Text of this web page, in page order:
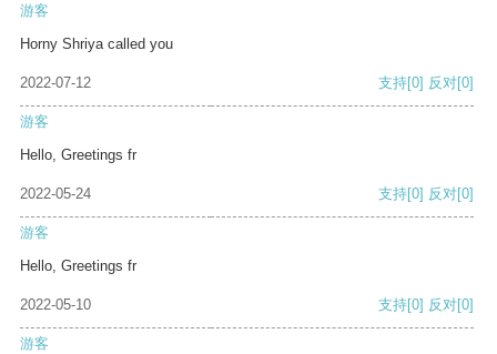
游客
Horny Shriya called you
2022-07-12 支持[0] 反对[0]
游客
Hello, Greetings fr
2022-05-24 支持[0] 反对[0]
游客
Hello, Greetings fr
2022-05-10 支持[0] 反对[0]
游客